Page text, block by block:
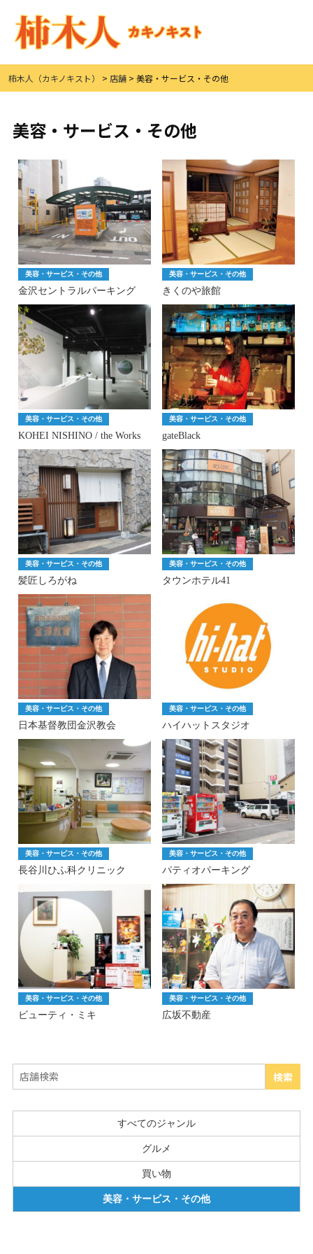
柿木人（カキノキスト） > 店舗 > 美容・サービス・その他
美容・サービス・その他
美容・サービス・その他
金沢セントラルパーキング
美容・サービス・その他
きくのや旅館
美容・サービス・その他
KOHEI NISHINO / the Works
美容・サービス・その他
gateBlack
美容・サービス・その他
髪匠しろがね
美容・サービス・その他
タウンホテル41
美容・サービス・その他
日本基督教団金沢教会
美容・サービス・その他
ハイハットスタジオ
美容・サービス・その他
長谷川ひふ科クリニック
美容・サービス・その他
パティオパーキング
美容・サービス・その他
ビューティ・ミキ
美容・サービス・その他
広坂不動産
すべてのジャンル
グルメ
買い物
美容・サービス・その他